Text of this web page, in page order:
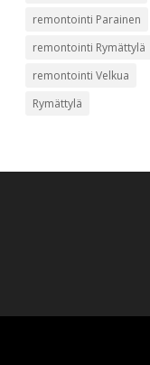
remontointi Parainen
remontointi Rymättylä
remontointi Velkua
Rymättylä